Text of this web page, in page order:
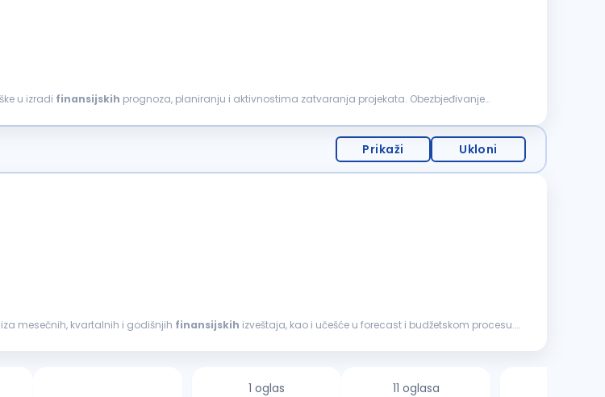
u izradi finansijskih prognoza, planiranju i aktivnostima zatvaranja projekata. Obezbjeđivanje
Prikaži Ukloni
Vaše ogdovornosti: Priprema i analiza mesečnih, kvartalnih i godišnjih finansijskih izveštaja, kao i učešće u forecast i budžetskom procesu.
1 oglas 11 oglasa